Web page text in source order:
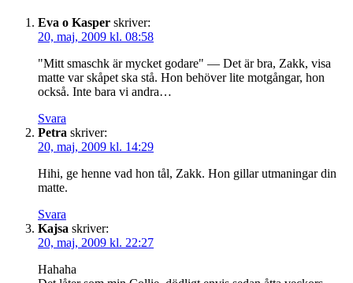
Eva o Kasper skriver:
20, maj, 2009 kl. 08:58
"Mitt smaschk är mycket godare" — Det är bra, Zakk, visa
matte var skåpet ska stå. Hon behöver lite motgångar, hon
också. Inte bara vi andra…
Svara
Petra skriver:
20, maj, 2009 kl. 14:29
Hihi, ge henne vad hon tål, Zakk. Hon gillar utmaningar din
matte.
Svara
Kajsa skriver:
20, maj, 2009 kl. 22:27
Hahaha